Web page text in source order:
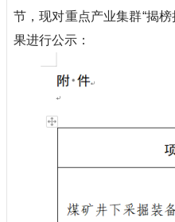
节，现对重点产业集群“揭
果进行公示：